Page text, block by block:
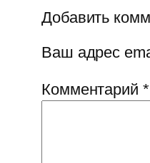
Добавить
Ваш адрес
Комментарий *